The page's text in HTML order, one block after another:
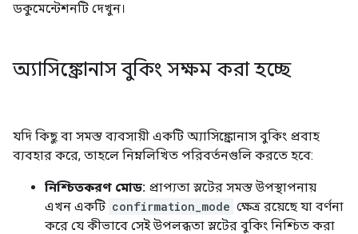
ডকুমেন্টেশনটি দেখুন।
অ্যাসিঙ্ক্রোনাস বুকিং সক্ষম করা হচ্ছে
যদি কিছু বা সমস্ত ব্যবসায়ী একটি অ্যাসিঙ্ক্রোনাস বুকিং প্রবাহ
ব্যবহার করে, তাহলে নিম্নলিখিত পরিবর্তনগুলি করতে হবে:
নিশ্চিতকরণ মোড: প্রাপ্যতা স্লটের সমস্ত উপস্থাপনায়
এখন একটি confirmation_mode ক্ষেত্র রয়েছে যা বর্ণনা
করে যে কীভাবে সেই উপলব্ধতা স্লটের বুকিং নিশ্চিত করা